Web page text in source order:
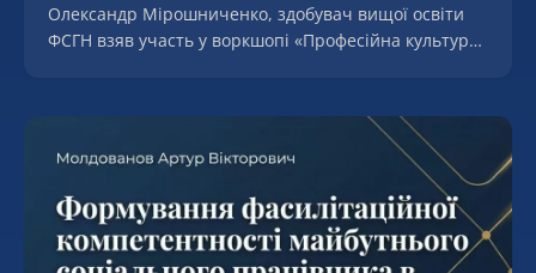
Олександр Мірошниченко, здобувач вищої освіти
ФСГН взяв участь у воркшопі «Професійна культура